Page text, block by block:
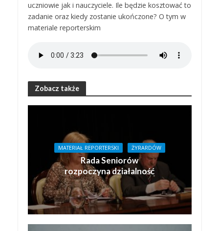
uczniowie jak i nauczyciele. Ile będzie kosztować to
zadanie oraz kiedy zostanie ukończone? O tym w
materiale reporterskim
Zobacz także
MATERIAŁ REPORTERSKI ŻYRARDÓW
Rada Seniorów
rozpoczyna działalność